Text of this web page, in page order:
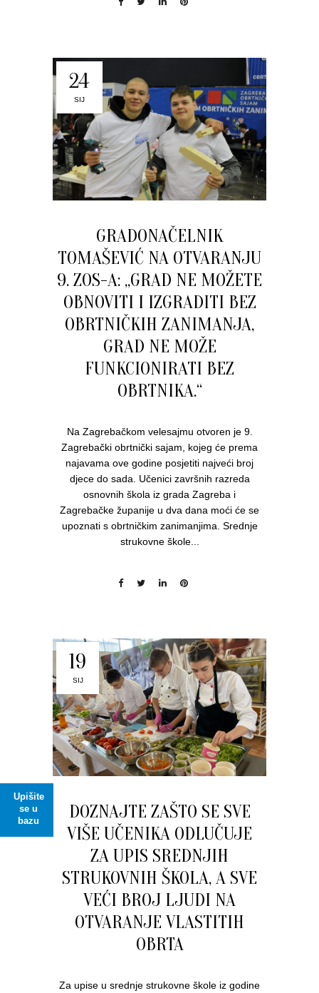
Upišite
se u
bazu
24
SIJ
GRADONAČELNIK
TOMAŠEVIĆ NA OTVARANJU
9. ZOS-A: „GRAD NE MOŽETE
OBNOVITI I IZGRADITI BEZ
OBRTNIČKIH ZANIMANJA,
GRAD NE MOŽE
FUNKCIONIRATI BEZ
OBRTNIKA.“
Na Zagrebačkom velesajmu otvoren je 9.
Zagrebački obrtnički sajam, kojeg će prema
najavama ove godine posjetiti najveći broj
djece do sada. Učenici završnih razreda
osnovnih škola iz grada Zagreba i
Zagrebačke županije u dva dana moći će se
upoznati s obrtničkim zanimanjima. Srednje
strukovne škole...
19
SIJ
DOZNAJTE ZAŠTO SE SVE
VIŠE UČENIKA ODLUČUJE
ZA UPIS SREDNJIH
STRUKOVNIH ŠKOLA, A SVE
VEĆI BROJ LJUDI NA
OTVARANJE VLASTITIH
OBRTA
Za upise u srednje strukovne škole iz godine